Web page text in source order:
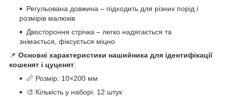
Регульована довжина – підходить для різних порід і
розмірів малюків
Двостороння стрічка – легко надягається та
знімається, фіксується міцно
📌 Основні характеристики нашийника для ідентифікації
кошенят і цуценят:
📏 Розмір: 10×200 мм
🎨 Кількість у наборі: 12 штук